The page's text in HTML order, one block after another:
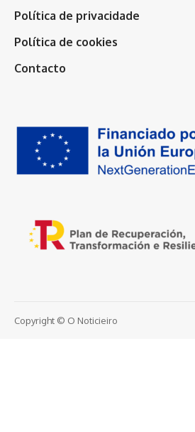
Política de privacidade
Política de cookies
Contacto
Copyright © O Noticieiro